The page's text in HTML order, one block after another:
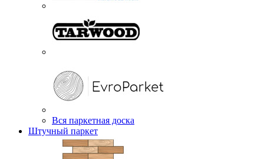
Вся паркетная доска
Штучный паркет